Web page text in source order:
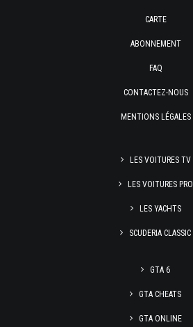
CARTE
ABONNEMENT
FAQ
CONTACTEZ-NOUS
MENTIONS LÉGALES
LES VOITURES TV
LES VOITURES PRO
LES YACHTS
SCUDERIA CLASSIC
GTA 6
GTA CHEATS
GTA ONLINE